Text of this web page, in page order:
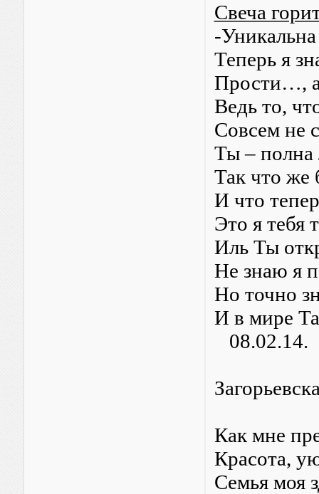
Свеча
-
Теперь я
Прости…,
Ведь то,
Cовсем не
Ты – полна
Так что же
И что
Это я тебя
Иль Ты
Не знаю я
Но точно
И в мире
08.02.14.
Как мне
Красота,
Семья моя